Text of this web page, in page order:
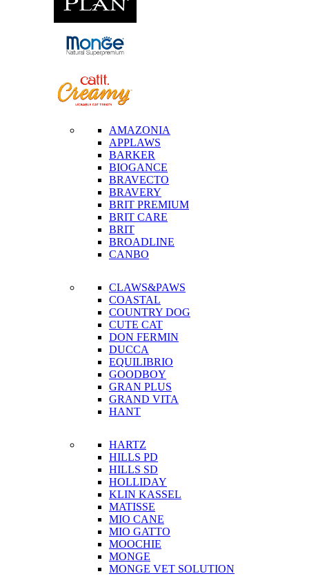
AMAZONIA
APPLAWS
BARKER
BIOGANCE
BRAVECTO
BRAVERY
BRIT PREMIUM
BRIT CARE
BRIT
BROADLINE
CANBO
CLAWS&PAWS
COASTAL
COUNTRY DOG
CUTE CAT
DON FERMIN
DUCCA
EQUILIBRIO
GOODBOY
GRAN PLUS
GRAND VITA
HANT
HARTZ
HILLS PD
HILLS SD
HOLLIDAY
KLIN KASSEL
MATISSE
MIO CANE
MIO GATTO
MOOCHIE
MONGE
MONGE VET SOLUTION